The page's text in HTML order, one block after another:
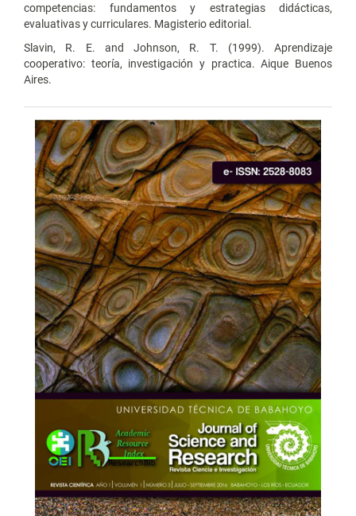
competencias: fundamentos y estrategias didácticas,
evaluativas y curriculares. Magisterio editorial.
Slavin, R. E. and Johnson, R. T. (1999). Aprendizaje
cooperativo: teoría, investigación y practica. Aique Buenos
Aires.